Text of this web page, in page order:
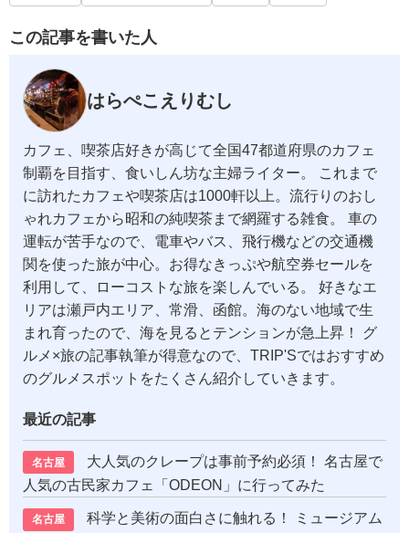
この記事を書いた人
はらぺこえりむし
カフェ、喫茶店好きが高じて全国47都道府県のカフェ
制覇を目指す、食いしん坊な主婦ライター。 これまで
に訪れたカフェや喫茶店は1000軒以上。流行りのおし
ゃれカフェから昭和の純喫茶まで網羅する雑食。 車の
運転が苦手なので、電車やバス、飛行機などの交通機
関を使った旅が中心。お得なきっぷや航空券セールを
利用して、ローコストな旅を楽しんでいる。 好きなエ
リアは瀬戸内エリア、常滑、函館。海のない地域で生
まれ育ったので、海を見るとテンションが急上昇！ グ
ルメ×旅の記事執筆が得意なので、TRIP'Sではおすすめ
のグルメスポットをたくさん紹介していきます。
最近の記事
名古屋
大人気のクレープは事前予約必須！ 名古屋で
人気の古民家カフェ「ODEON」に行ってみた
名古屋
科学と美術の面白さに触れる！ ミュージアム